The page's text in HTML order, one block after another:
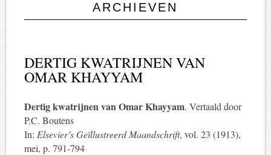
ARCHIEVEN
DERTIG KWATRIJNEN VAN
OMAR KHAYYAM
Dertig kwatrijnen van Omar Khayyam. Vertaald door
P.C. Boutens
In: Elsevier’s Geïllustreerd Maandschrift, vol. 23 (1913),
mei, p. 791-794